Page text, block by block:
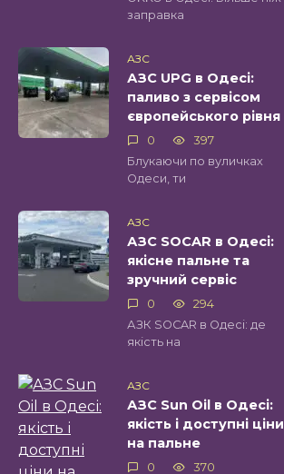
заправка
АЗС
АЗС UPG в Одесі:
паливо з сервісом
європейського рівня
0
397
Блукаючи по вуличках
Одеси, ти
АЗС
АЗС SOCAR в Одесі:
якісне пальне та
зручний сервіс
0
294
АЗК SOCAR в Одесі: де
якість на
АЗС
АЗС Sun Oil в Одесі:
якість і доступні ціни
на пальне
0 370